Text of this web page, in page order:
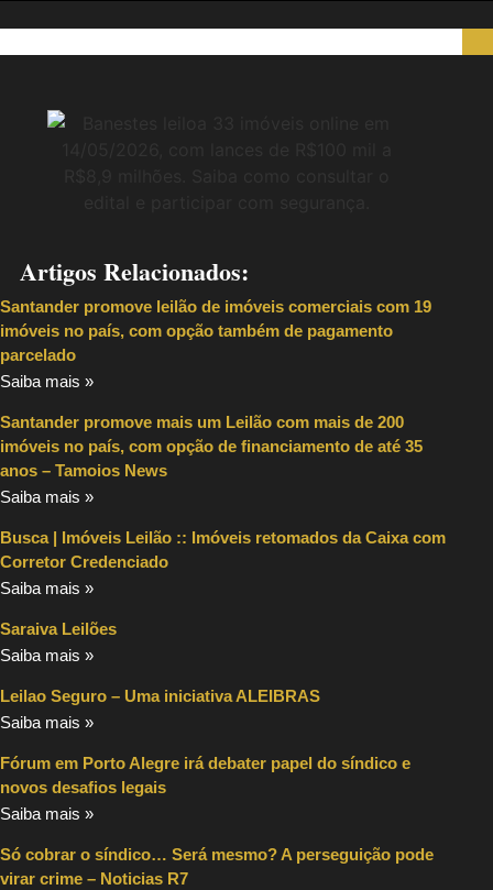
Artigos Relacionados:
Santander promove leilão de imóveis comerciais com 19
imóveis no país, com opção também de pagamento
parcelado
Saiba mais »
Santander promove mais um Leilão com mais de 200
imóveis no país, com opção de financiamento de até 35
anos – Tamoios News
Saiba mais »
Busca | Imóveis Leilão :: Imóveis retomados da Caixa com
Corretor Credenciado
Saiba mais »
Saraiva Leilões
Saiba mais »
Leilao Seguro – Uma iniciativa ALEIBRAS
Saiba mais »
Fórum em Porto Alegre irá debater papel do síndico e
novos desafios legais
Saiba mais »
Só cobrar o síndico… Será mesmo? A perseguição pode
virar crime – Noticias R7